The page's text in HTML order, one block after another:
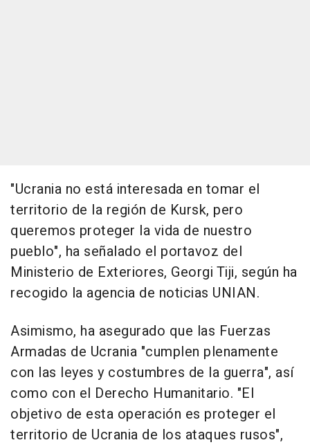
"Ucrania no está interesada en tomar el
territorio de la región de Kursk, pero
queremos proteger la vida de nuestro
pueblo", ha señalado el portavoz del
Ministerio de Exteriores, Georgi Tiji, según ha
recogido la agencia de noticias UNIAN.
Asimismo, ha asegurado que las Fuerzas
Armadas de Ucrania "cumplen plenamente
con las leyes y costumbres de la guerra", así
como con el Derecho Humanitario. "El
objetivo de esta operación es proteger el
territorio de Ucrania de los ataques rusos",